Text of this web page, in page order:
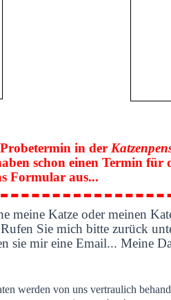
in der
schon einen Termin für
Formular aus...
meine Katze oder meinen
Sie mich bitte zurück
sie mir eine Email... Meine
werden von uns vertraulich